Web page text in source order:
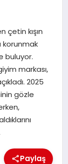
çetin kışın
korunmak
buluyor.
markası,
2025
gözle
Paylaş